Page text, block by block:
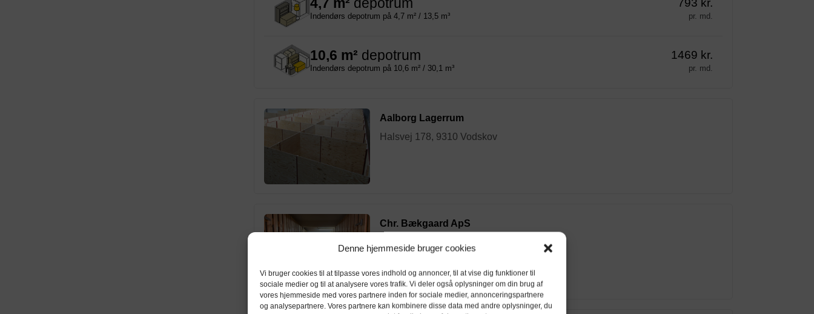
Denne hjemmeside bruger cookies
Vi bruger cookies til at tilpasse vores indhold og annoncer, til at vise dig funktioner til
sociale medier og til at analysere vores trafik. Vi deler også oplysninger om din brug af
vores hjemmeside med vores partnere inden for sociale medier, annonceringspartnere
og analysepartnere. Vores partnere kan kombinere disse data med andre oplysninger, du
4,7 m² depotrum
Indendørs depotrum på 4,7 m² / 13,5 m³
793 kr.
pr. md.
10,6 m² depotrum
Indendørs depotrum på 10,6 m² / 30,1 m³
1469 kr.
pr. md.
Aalborg Lagerrum
Halsvej 178, 9310 Vodskov
Chr. Bækgaard ApS
Ved Dammen 9, 9220 Aalborg